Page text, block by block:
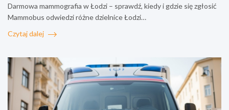
Darmowa mammografia w Łodzi – sprawdź, kiedy i gdzie się zgłosić
Mammobus odwiedzi różne dzielnice Łodzi…
Czytaj dalej